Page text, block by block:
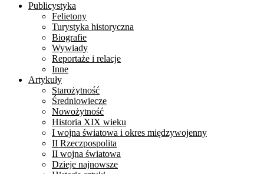
Publicystyka
Felietony
Turystyka historyczna
Biografie
Wywiady
Reportaże i relacje
Inne
Artykuły
Starożytność
Średniowiecze
Nowożytność
Historia XIX wieku
I wojna światowa i okres międzywojenny
II Rzeczpospolita
II wojna światowa
Dzieje najnowsze